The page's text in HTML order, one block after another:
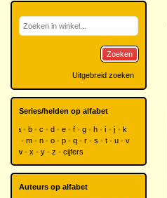
Zoeken
Uitgebreid zoeken
Series/helden op alfabet
a b c d e f g h i j
k
m n o p q r s t u
v
w
x y z cijfers
Auteurs op alfabet